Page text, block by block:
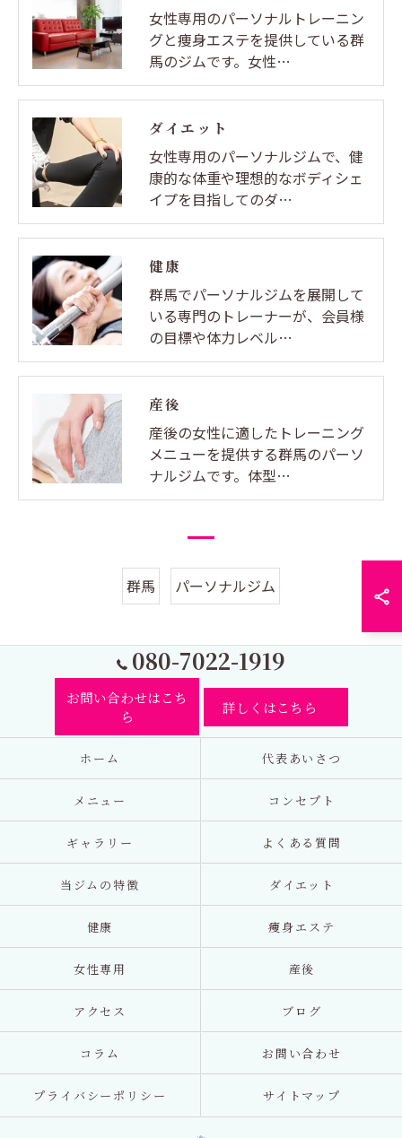
女性専用のパーソナルトレーニン
グと痩身エステを提供している群
馬のジムです。女性…
ダイエット
女性専用のパーソナルジムで、健
康的な体重や理想的なボディシェ
イプを目指してのダ…
健康
群馬でパーソナルジムを展開して
いる専門のトレーナーが、会員様
の目標や体力レベル…
産後
産後の女性に適したトレーニング
メニューを提供する群馬のパーソ
ナルジムです。体型…
群馬 パーソナルジム
080-7022-1919
お問い合わせはこち
ら
詳しくはこちら
ホーム 代表あいさつ
メニュー コンセプト
ギャラリー よくある質問
当ジムの特徴 ダイエット
健康 痩身エステ
女性専用 産後
アクセス ブログ
コラム お問い合わせ
プライバシーポリシー サイトマップ